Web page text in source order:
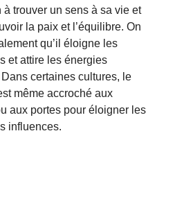
à trouver un sens à sa vie et
la paix et l’équilibre. On
qu’il éloigne les
et attire les énergies
certaines cultures, le
même accroché aux
aux portes pour éloigner les
influences.